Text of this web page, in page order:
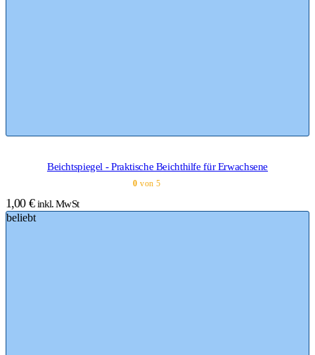
Beichtspiegel - Praktische Beichthilfe für Erwachsene
0 von 5
1,00 € inkl. MwSt
beliebt